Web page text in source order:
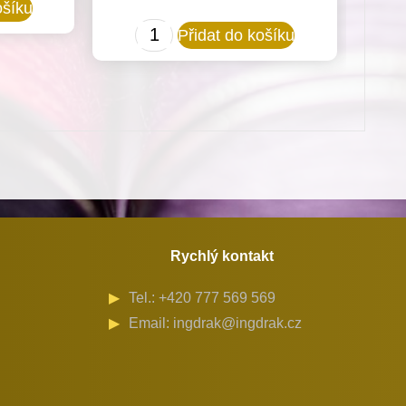
Gumové
uložení
stroje
(72524)
Přidat do košíku
Rychlý kontakt
Tel.: +420 777 569 569
Email: ingdrak@ingdrak.cz